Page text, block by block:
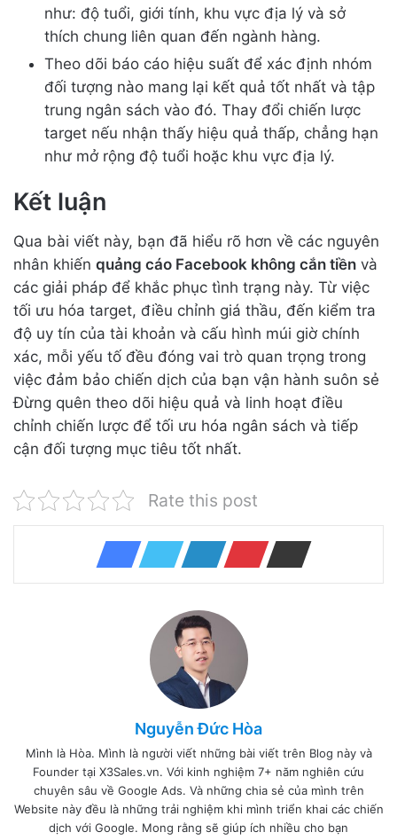
như: độ tuổi, giới tính, khu vực địa lý và sở
thích chung liên quan đến ngành hàng.
Theo dõi báo cáo hiệu suất để xác định nhóm
đối tượng nào mang lại kết quả tốt nhất và tập
trung ngân sách vào đó. Thay đổi chiến lược
target nếu nhận thấy hiệu quả thấp, chẳng hạn
như mở rộng độ tuổi hoặc khu vực địa lý.
Kết luận
Qua bài viết này, bạn đã hiểu rõ hơn về các nguyên
nhân khiến quảng cáo Facebook không cắn tiền và
các giải pháp để khắc phục tình trạng này. Từ việc
tối ưu hóa target, điều chỉnh giá thầu, đến kiểm tra
độ uy tín của tài khoản và cấu hình múi giờ chính
xác, mỗi yếu tố đều đóng vai trò quan trọng trong
việc đảm bảo chiến dịch của bạn vận hành suôn sẻ
Đừng quên theo dõi hiệu quả và linh hoạt điều
chỉnh chiến lược để tối ưu hóa ngân sách và tiếp
cận đối tượng mục tiêu tốt nhất.
Rate this post
Nguyễn Đức Hòa
Mình là Hòa. Mình là người viết những bài viết trên Blog này và
Founder tại X3Sales.vn. Với kinh nghiệm 7+ năm nghiên cứu
chuyên sâu về Google Ads. Và những chia sẻ của mình trên
Website này đều là những trải nghiệm khi mình triển khai các chiến
dịch với Google. Mong rằng sẽ giúp ích nhiều cho bạn